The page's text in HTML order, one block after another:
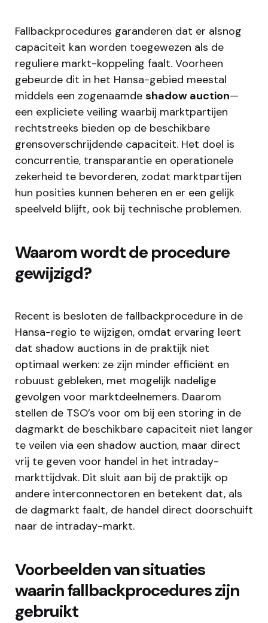
Fallbackprocedures garanderen dat er alsnog
capaciteit kan worden toegewezen als de
reguliere markt-koppeling faalt. Voorheen
gebeurde dit in het Hansa-gebied meestal
middels een zogenaamde shadow auction—
een expliciete veiling waarbij marktpartijen
rechtstreeks bieden op de beschikbare
grensoverschrijdende capaciteit. Het doel is
concurrentie, transparantie en operationele
zekerheid te bevorderen, zodat marktpartijen
hun posities kunnen beheren en er een gelijk
speelveld blijft, ook bij technische problemen.
Waarom wordt de procedure
gewijzigd?
Recent is besloten de fallbackprocedure in de
Hansa-regio te wijzigen, omdat ervaring leert
dat shadow auctions in de praktijk niet
optimaal werken: ze zijn minder efficiënt en
robuust gebleken, met mogelijk nadelige
gevolgen voor marktdeelnemers. Daarom
stellen de TSO’s voor om bij een storing in de
dagmarkt de beschikbare capaciteit niet langer
te veilen via een shadow auction, maar direct
vrij te geven voor handel in het intraday-
markttijdvak. Dit sluit aan bij de praktijk op
andere interconnectoren en betekent dat, als
de dagmarkt faalt, de handel direct doorschuift
naar de intraday-markt.
Voorbeelden van situaties
waarin fallbackprocedures zijn
gebruikt